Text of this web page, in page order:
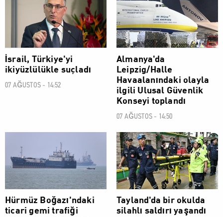
İsrail, Türkiye'yi
ikiyüzlülükle suçladı
07 AĞUSTOS - 14:52
Almanya'da
Leipzig/Halle
Havaalanındaki olayla
ilgili Ulusal Güvenlik
Konseyi toplandı
07 AĞUSTOS - 14:50
Hürmüz Boğazı'ndaki
ticari gemi trafiği
DÜNYA
Tayland'da bir okulda
silahlı saldırı yaşandı